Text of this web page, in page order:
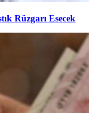
Rüzgarı Esecek